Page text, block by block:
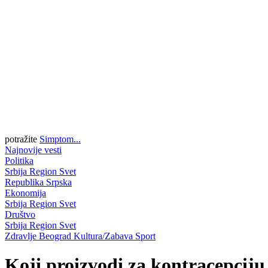
potražite Simptom...
Najnovije vesti
Politika
Srbija Region Svet
Republika Srpska
Ekonomija
Srbija Region Svet
Društvo
Srbija Region Svet
Zdravlje Beograd Kultura/Zabava Sport